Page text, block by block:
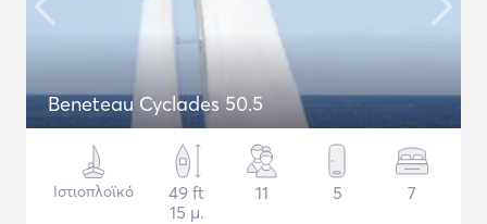
Beneteau Cyclades 50.5
Ιστιοπλοϊκό
49 ft
15 μ.
11 5 7